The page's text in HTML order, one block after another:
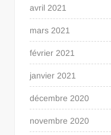
avril 2021
mars 2021
février 2021
janvier 2021
décembre 2020
novembre 2020